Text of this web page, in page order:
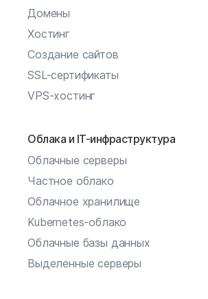
Домены
Хостинг
Создание сайтов
SSL-сертификаты
VPS-хостинг
Облака и IT-инфраструктура
Облачные серверы
Частное облако
Облачное хранилище
Kubernetes-облако
Облачные базы данных
Выделенные серверы